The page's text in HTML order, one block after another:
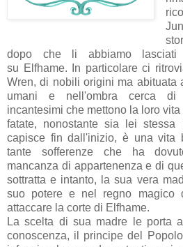
dopo che li abbiamo lasciati
su Elfhame. In particolare ci
Wren, di nobili origini ma abituata
umani e nell'ombra cerca di
incantesimi che mettono la loro
fatate, nonostante sia lei
capisce fin dall'inizio, è una vita
tante sofferenze che ha
mancanza di appartenenza e di
sottratta e intanto, la sua vera
suo potere e nel regno magico
attaccare la corte di Elfhame.
La scelta di sua madre le porta
conoscenza, il principe del